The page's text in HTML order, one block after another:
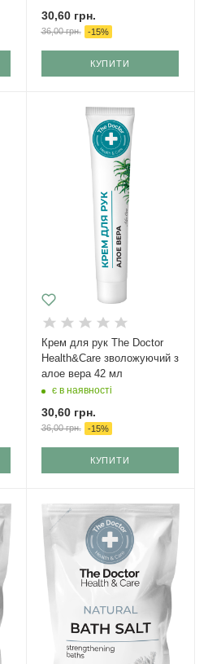
30,60грн.
36,00грн. -15%
КУПИТИ
Крем для рук The Doctor
Health&Care зволожуючий з
алое вера 42 мл
є в наявності
30,60грн.
36,00грн. -15%
КУПИТИ